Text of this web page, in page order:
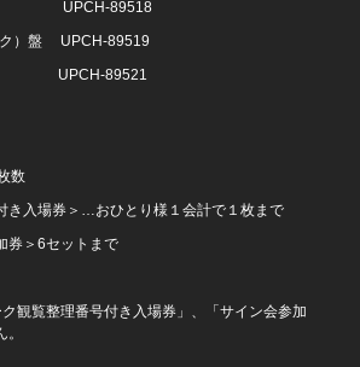
盤 UPCH-89518
ク）盤 UPCH-89519
盤 UPCH-89521
数
き入場券＞…おひとり様１会計で１枚まで
券＞6セットまで
観覧整理番号付き入場券」、「サイン会参加